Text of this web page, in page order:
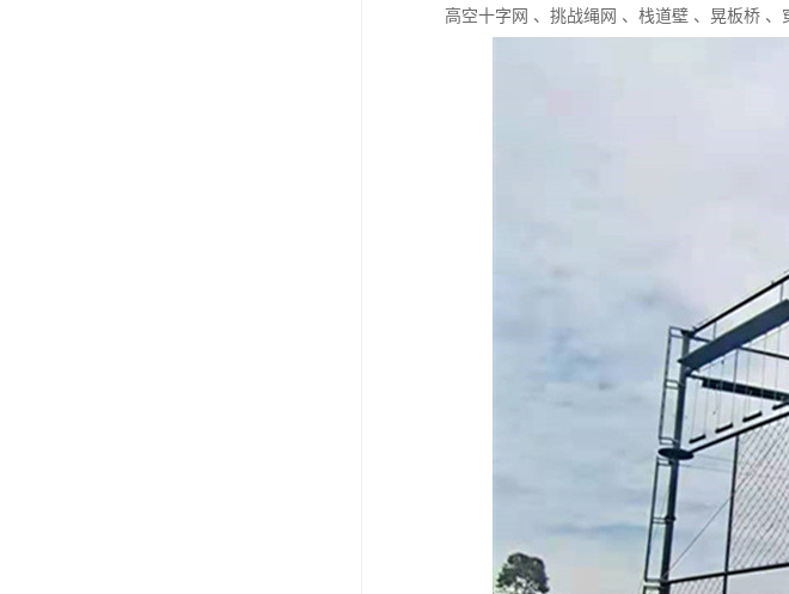
高空十字网 、挑战绳网 、栈道壁 、晃板桥